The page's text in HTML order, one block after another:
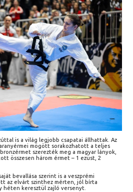
is a világ legjobb csapatai állhattak. Az
mögött sorakozhatott a teljes
szerezték meg a magyar lányok,
összesen három érmet – 1 ezüst, 2
bevallása szerint is a veszprémi
az elvárt szinthez mérten, jól bírta
héten keresztül zajló versenyt.